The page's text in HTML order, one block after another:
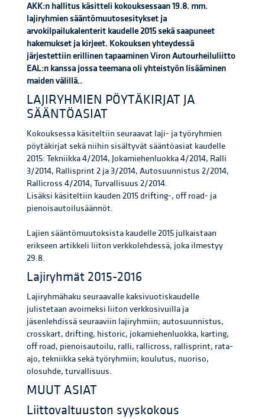
AKK:n hallitus käsitteli kokouksessaan 19.8. mm.
lajiryhmien sääntömuutosesitykset ja
arvokilpailukalenterit kaudelle 2015 sekä saapuneet
hakemukset ja kirjeet. Kokouksen yhteydessä
järjestettiin erillinen tapaaminen Viron Autourheiluliitto
EAL:n kanssa jossa teemana oli yhteistyön lisääminen
maiden välillä..
LAJIRYHMIEN PÖYTÄKIRJAT JA
SÄÄNTÖASIAT
Kokouksessa käsiteltiin seuraavat laji- ja työryhmien
pöytäkirjat sekä niihin sisältyvät sääntöasiat kaudelle
2015: Tekniikka 4/2014, Jokamiehenluokka 4/2014, Ralli
3/2014, Rallisprint 2 ja 3/2014, Autosuunnistus 2/2014,
Rallicross 4/2014, Turvallisuus 2/2014.
Lisäksi käsiteltiin kauden 2015 drifting-, off road- ja
pienoisautoilusäännöt.
Lajien sääntömuutoksista kaudelle 2015 julkaistaan
erikseen artikkeli liiton verkkolehdessä, joka ilmestyy
29.8.
Lajiryhmät 2015-2016
Lajiryhmähaku seuraavalle kaksivuotiskaudelle
julistetaan avoimeksi liiton verkkosivuilla ja
jäsenlehdissä seuraaviin lajiryhmiin; autosuunnistus,
crosskart, drifting, historic, jokamiehenluokka, karting,
off road, pienoisautoilu, ralli, rallicross, rallisprint, rata-
ajo, tekniikka sekä työryhmiin; koulutus, nuoriso,
olosuhde, turvallisuus.
MUUT ASIAT
Liittovaltuuston syyskokous